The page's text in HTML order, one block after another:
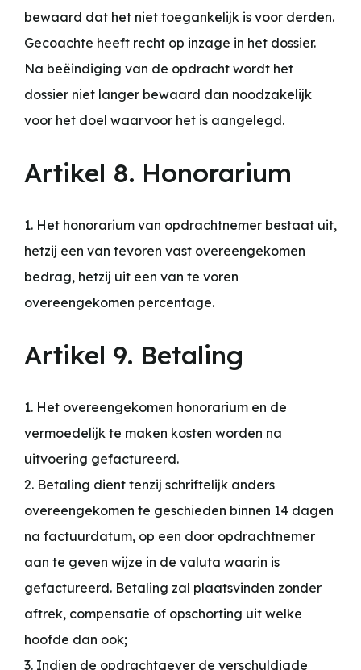
bewaard dat het niet toegankelijk is voor derden.
Gecoachte heeft recht op inzage in het dossier.
Na beëindiging van de opdracht wordt het
dossier niet langer bewaard dan noodzakelijk
voor het doel waarvoor het is aangelegd.
Artikel 8. Honorarium
1. Het honorarium van opdrachtnemer bestaat uit,
hetzij een van tevoren vast overeengekomen
bedrag, hetzij uit een van te voren
overeengekomen percentage.
Artikel 9. Betaling
1. Het overeengekomen honorarium en de
vermoedelijk te maken kosten worden na
uitvoering gefactureerd.
2. Betaling dient tenzij schriftelijk anders
overeengekomen te geschieden binnen 14 dagen
na factuurdatum, op een door opdrachtnemer
aan te geven wijze in de valuta waarin is
gefactureerd. Betaling zal plaatsvinden zonder
aftrek, compensatie of opschorting uit welke
hoofde dan ook;
3. Indien de opdrachtgever de verschuldigde